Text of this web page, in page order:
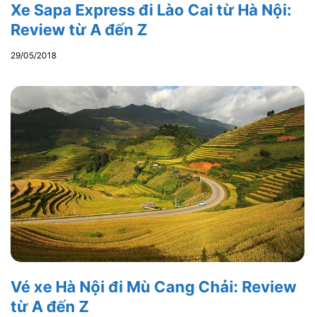
Xe Sapa Express đi Lào Cai từ Hà Nội:
Review từ A đến Z
29/05/2018
Vé xe Hà Nội đi Mù Cang Chải: Review
từ A đến Z